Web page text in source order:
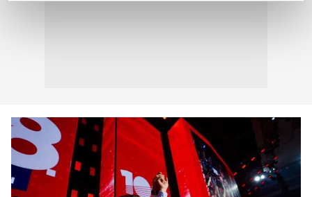
reklamların maliyetlerimizi karşılamak noktasında tek gelir
Sizlere daha iyi bir hizmet sunabilmek için İnternet
Sitemizde kendimize ve üçüncü kişilere ait çerezler
kullanılmaktadır. Bu çerezler vasıtasıyla çeşitli kişisel
verileriniz işlenmekte olup gerekli olan çerezler bilgi
toplumu hizmetlerinin sunulması amacıyla